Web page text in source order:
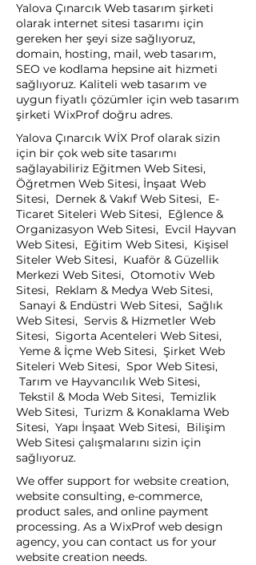
Yalova Çınarcık Web tasarım şirketi
olarak internet sitesi tasarımı için
gereken her şeyi size sağlıyoruz,
domain, hosting, mail, web tasarım,
SEO ve kodlama hepsine ait hizmeti
sağlıyoruz. Kaliteli web tasarım ve
uygun fiyatlı çözümler için web tasarım
şirketi WixProf doğru adres.
Yalova Çınarcık WİX Prof olarak sizin
için bir çok web site tasarımı
sağlayabiliriz Eğitmen Web Sitesi,
Öğretmen Web Sitesi, İnşaat Web
Sitesi, Dernek & Vakıf Web Sitesi, E-
Ticaret Siteleri Web Sitesi, Eğlence &
Organizasyon Web Sitesi, Evcil Hayvan
Web Sitesi, Eğitim Web Sitesi, Kişisel
Siteler Web Sitesi, Kuaför & Güzellik
Merkezi Web Sitesi, Otomotiv Web
Sitesi, Reklam & Medya Web Sitesi,
Sanayi & Endüstri Web Sitesi, Sağlık
Web Sitesi, Servis & Hizmetler Web
Sitesi, Sigorta Acenteleri Web Sitesi,
Yeme & İçme Web Sitesi, Şirket Web
Siteleri Web Sitesi, Spor Web Sitesi,
Tarım ve Hayvancılık Web Sitesi,
Tekstil & Moda Web Sitesi, Temizlik
Web Sitesi, Turizm & Konaklama Web
Sitesi, Yapı İnşaat Web Sitesi, Bilişim
Web Sitesi çalışmalarını sizin için
sağlıyoruz.
We offer support for website creation,
website consulting, e-commerce,
product sales, and online payment
processing. As a WixProf web design
agency, you can contact us for your
website creation needs.